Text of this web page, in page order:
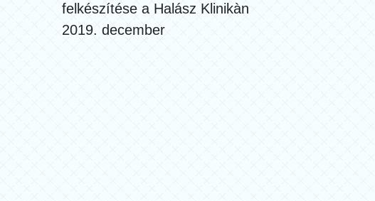
felkészítése a Halász Klinikàn
2019. december